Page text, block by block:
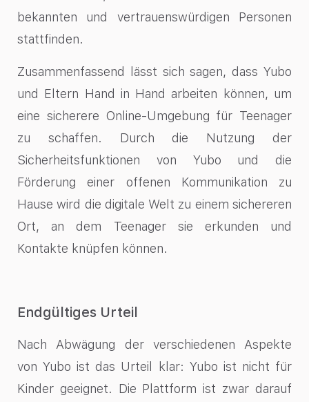
bekannten und vertrauenswürdigen Personen
stattfinden.
Zusammenfassend lässt sich sagen, dass Yubo
und Eltern Hand in Hand arbeiten können, um
eine sicherere Online-Umgebung für Teenager
zu schaffen. Durch die Nutzung der
Sicherheitsfunktionen von Yubo und die
Förderung einer offenen Kommunikation zu
Hause wird die digitale Welt zu einem sichereren
Ort, an dem Teenager sie erkunden und
Kontakte knüpfen können.
Endgültiges Urteil
Nach Abwägung der verschiedenen Aspekte
von Yubo ist das Urteil klar: Yubo ist nicht für
Kinder geeignet. Die Plattform ist zwar darauf